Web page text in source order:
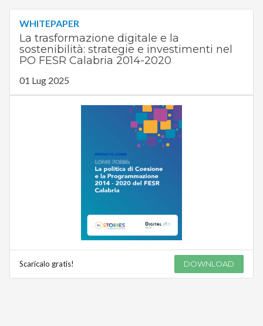
WHITEPAPER
La trasformazione digitale e la
sostenibilità: strategie e investimenti nel
PO FESR Calabria 2014-2020
01 Lug 2025
Scaricalo gratis! DOWNLOAD